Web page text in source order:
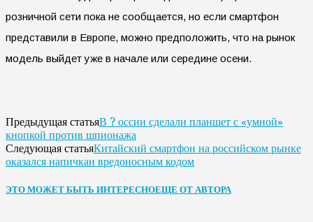
розничной сети пока не сообщается, но если смартфон
представили в Европе, можно предположить, что на рынок
модель выйдет уже в начале или середине осени.
Предыдущая статьяВ ? оссии сделали планшет с «умной»
кнопкой против шпионажа
Следующая статьяКитайский смартфон на российском рынке
оказался напичкан вредоносным кодом
ЭТО МОЖЕТ БЫТЬ ИНТЕРЕСНОЕЩЕ ОТ АВТОРА